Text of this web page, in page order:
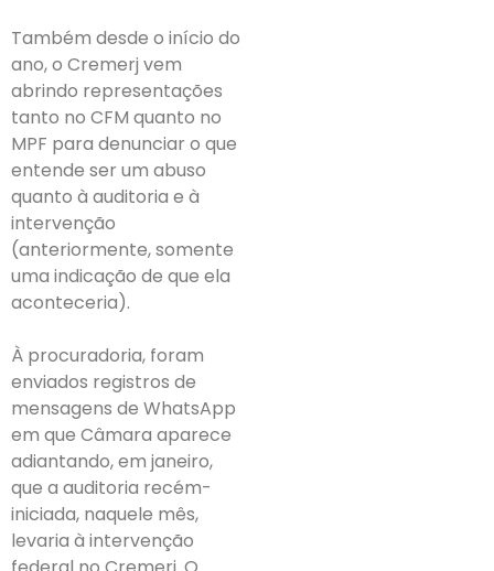
Também desde o início do
ano, o Cremerj vem
abrindo representações
tanto no CFM quanto no
MPF para denunciar o que
entende ser um abuso
quanto à auditoria e à
intervenção
(anteriormente, somente
uma indicação de que ela
aconteceria).
À procuradoria, foram
enviados registros de
mensagens de WhatsApp
em que Câmara aparece
adiantando, em janeiro,
que a auditoria recém-
iniciada, naquele mês,
levaria à intervenção